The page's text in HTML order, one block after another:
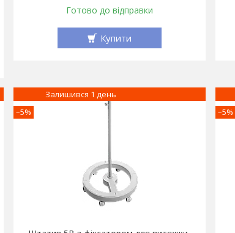
Готово до відправки
Купити
–5%
Залишився 1 день
–5%